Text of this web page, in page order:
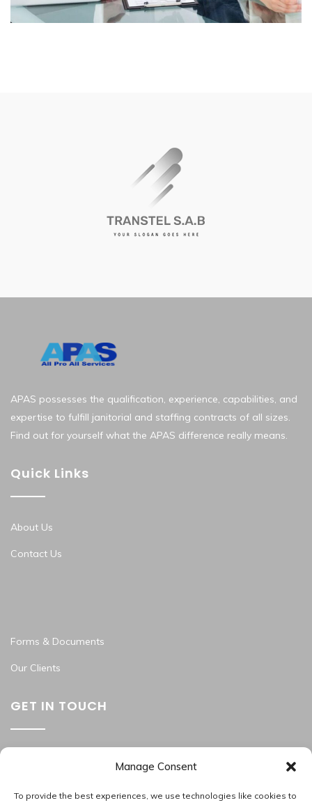
Manage Consent
To provide the best experiences, we use technologies like cookies to
APAS possesses the qualification, experience, capabilities, and
expertise to fulfill janitorial and staffing contracts of all sizes.
Find out for yourself what the APAS difference really means.
Quick Links
About Us
Contact Us
Forms & Documents
Our Clients
GET IN TOUCH
apas_hr@allproallservices.com